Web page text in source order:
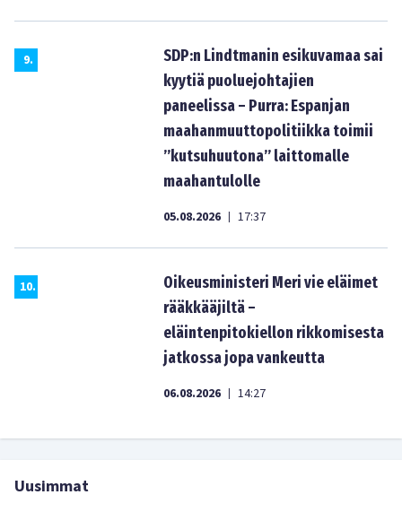
9.
SDP:n Lindtmanin esikuvamaa sai
kyytiä puoluejohtajien
paneelissa – Purra: Espanjan
maahanmuuttopolitiikka toimii
”kutsuhuutona” laittomalle
maahantulolle
05.08.2026 | 17:37
10.
Oikeusministeri Meri vie eläimet
rääkkääjiltä –
eläintenpitokiellon rikkomisesta
jatkossa jopa vankeutta
06.08.2026 | 14:27
Uusimmat